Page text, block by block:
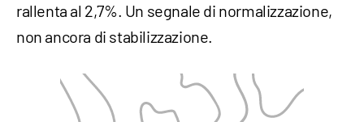
rallenta al 2,7%. Un segnale di normalizzazione,
non ancora di stabilizzazione.